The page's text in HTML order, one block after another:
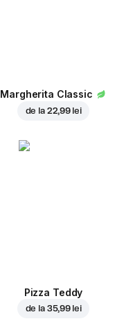
Margherita Classic
de la 22,99 lei
Pizza Teddy
de la 35,99 lei